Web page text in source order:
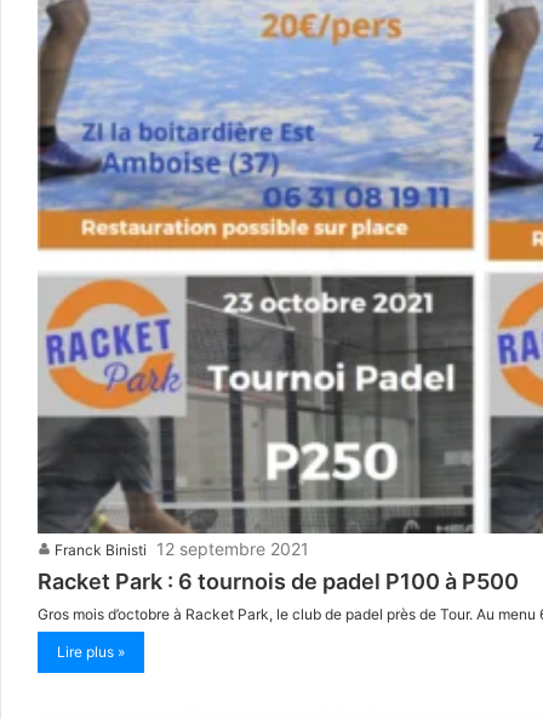
Franck Binisti 12 septembre 2021
Racket Park : 6 tournois de padel P100 à P500
Gros mois d’octobre à Racket Park, le club de padel près de Tour. Au
Lire plus »